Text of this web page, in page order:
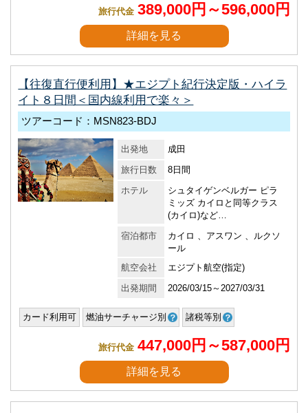
旅行代金 389,000円～596,000円
詳細を見る
【往復直行便利用】★エジプト紀行決定版・ハイラ
イト８日間＜国内線利用で楽々＞
ツアーコード：MSN823-BDJ
出発地
成田
旅行日数
8日間
ホテル
シュタイゲンベルガー ピラ
ミッズ カイロと同等クラス
(カイロ)など…
宿泊都市
カイロ 、アスワン 、ルクソ
ール
航空会社
エジプト航空(指定)
出発期間
2026/03/15～2027/03/31
カード利用可 燃油サーチャージ別 諸税等別
旅行代金 447,000円～587,000円
詳細を見る